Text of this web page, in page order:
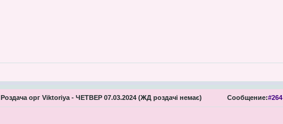
Роздача орг Viktoriya - ЧЕТВЕР 07.03.2024 (ЖД роздачі немає) Сообщение:#264